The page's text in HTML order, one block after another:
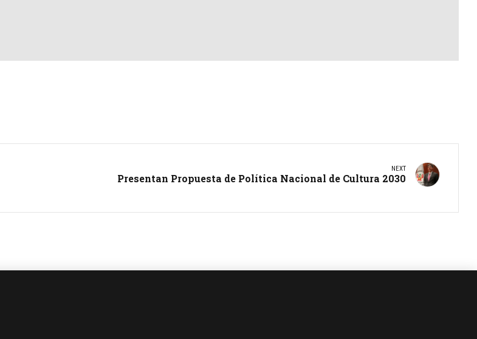
NEXT
Presentan Propuesta de Política Nacional de Cultura 2030